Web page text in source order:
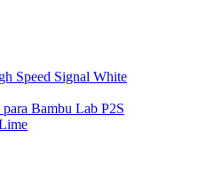
Speed Signal White
Bambu Lab P2S